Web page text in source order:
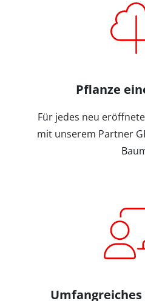
Pflanze
Für jedes neu
mit unserem Partner